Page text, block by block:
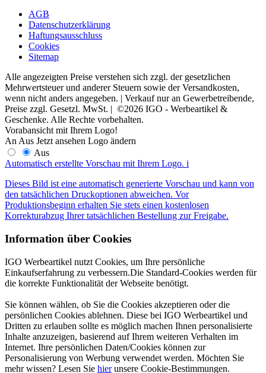
AGB
Datenschutzerklärung
Haftungsausschluss
Cookies
Sitemap
Alle angezeigten Preise verstehen sich zzgl. der gesetzlichen
Mehrwertsteuer und anderer Steuern sowie der Versandkosten,
wenn nicht anders angegeben. | Verkauf nur an Gewerbetreibende,
Preise zzgl. Gesetzl. MwSt. | ©2026 IGO - Werbeartikel &
Geschenke. Alle Rechte vorbehalten.
Vorabansicht mit Ihrem Logo!
An Aus Jetzt ansehen Logo ändern
Aus
Automatisch erstellte Vorschau mit Ihrem Logo. i
Dieses Bild ist eine automatisch generierte Vorschau und kann von
den tatsächlichen Druckoptionen abweichen. Vor
Produktionsbeginn erhalten Sie stets einen kostenlosen
Korrekturabzug Ihrer tatsächlichen Bestellung zur Freigabe.
Information über Cookies
IGO Werbeartikel nutzt Cookies, um Ihre persönliche
Einkaufserfahrung zu verbessern.Die Standard-Cookies werden für
die korrekte Funktionalität der Webseite benötigt.
Sie können wählen, ob Sie die Cookies akzeptieren oder die
persönlichen Cookies ablehnen. Diese bei IGO Werbeartikel und
Dritten zu erlauben sollte es möglich machen Ihnen personalisierte
Inhalte anzuzeigen, basierend auf Ihrem weiteren Verhalten im
Internet. Ihre persönlichen Daten/Cookies können zur
Personalisierung von Werbung verwendet werden. Möchten Sie
mehr wissen? Lesen Sie hierunsere Cookie-Bestimmungen.